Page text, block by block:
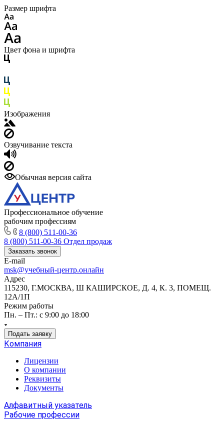
Размер шрифта
Цвет фона и шрифта
Изображения
Озвучивание текста
Обычная версия сайта
Профессиональное обучение
рабочим профессиям
8 (800) 511-00-36
8 (800) 511-00-36 Отдел продаж
Заказать звонок
E-mail
msk@учебный-центр.онлайн
Адрес
115230, Г.МОСКВА, Ш КАШИРСКОЕ, Д. 4, К. 3, ПОМЕЩ.
12А/1П
Режим работы
Пн. – Пт.: с 9:00 до 18:00
Подать заявку
Компания
Лицензии
О компании
Реквизиты
Документы
Алфавитный указатель
Рабочие профессии